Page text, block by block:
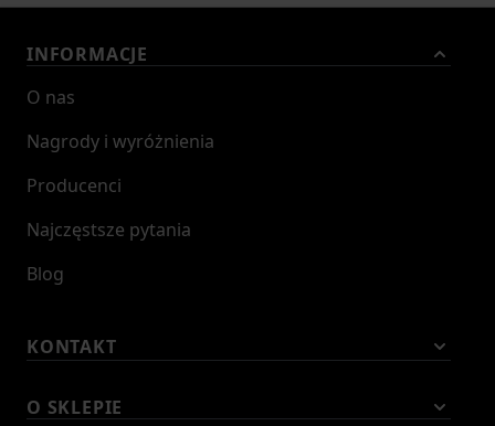
INFORMACJE
O nas
Nagrody i wyróżnienia
Producenci
Najczęstsze pytania
Blog
KONTAKT
O SKLEPIE